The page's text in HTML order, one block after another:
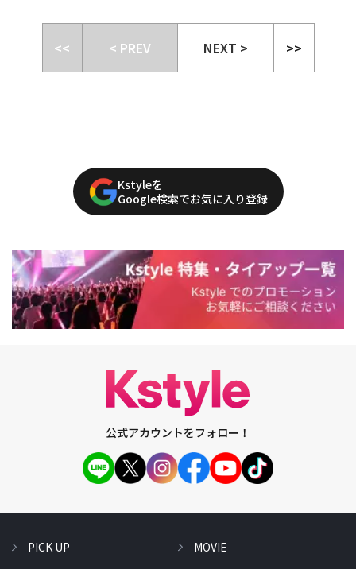
<< < PREV NEXT > >>
Kstyleを
Google検索でお気に入り登録
公式アカウントをフォロー！
PICK UP MOVIE